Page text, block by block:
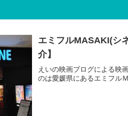
エミフルMASAKI(シ
介】
えいの映画ブログによる映
のは愛媛県にあるエミフル